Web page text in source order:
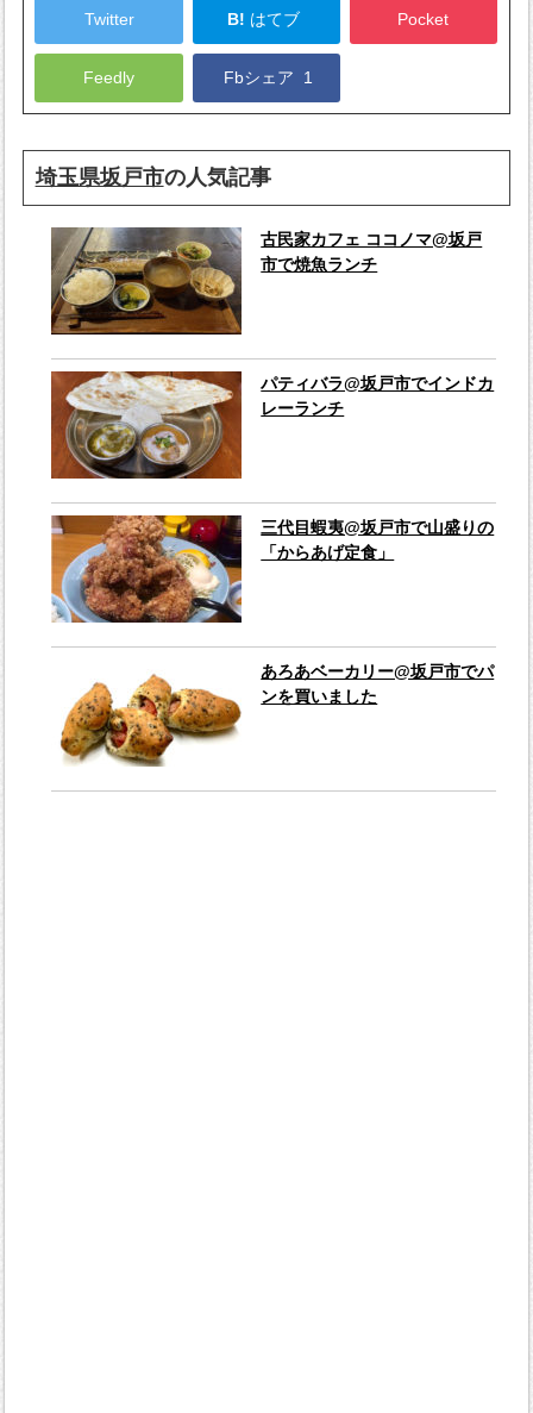
Twitter B! はてブ Pocket
Feedly Fbシェア 1
埼玉県坂戸市の人気記事
古民家カフェ ココノマ@坂戸
市で焼魚ランチ
パティバラ@坂戸市でインドカ
レーランチ
三代目蝦夷@坂戸市で山盛りの
「からあげ定食」
あろあベーカリー@坂戸市でパ
ンを買いました